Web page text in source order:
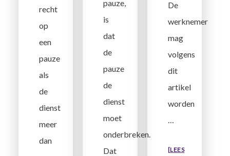
recht
op
een
pauze
als
de
dienst
meer
dan
pauze,
is
dat
de
pauze
de
dienst
moet
onderbreken.
Dat
De
werknemer
mag
volgens
dit
artikel
worden
[LEES